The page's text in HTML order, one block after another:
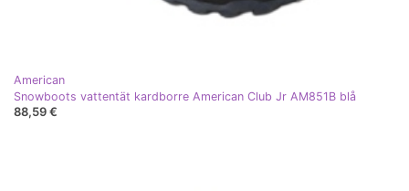
American
Snowboots vattentät kardborre American Club Jr AM851B blå
88,59 €